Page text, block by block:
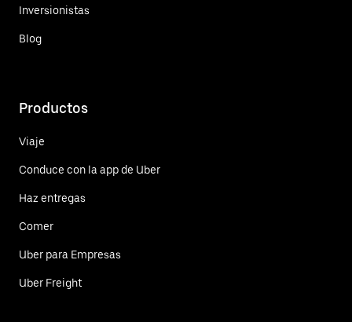
Inversionistas
Blog
Productos
Viaje
Conduce con la app de Uber
Haz entregas
Comer
Uber para Empresas
Uber Freight